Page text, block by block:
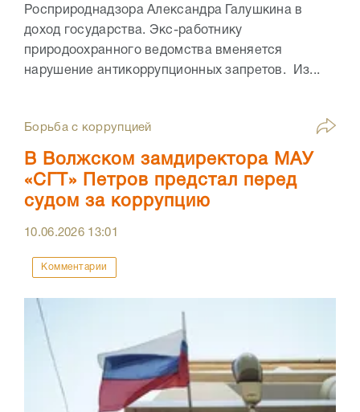
Росприроднадзора Александра Галушкина в
доход государства. Экс-работнику
природоохранного ведомства вменяется
нарушение антикоррупционных запретов. Из...
Борьба с коррупцией
В Волжском замдиректора МАУ
«СГТ» Петров предстал перед
судом за коррупцию
10.06.2026 13:01
Комментарии